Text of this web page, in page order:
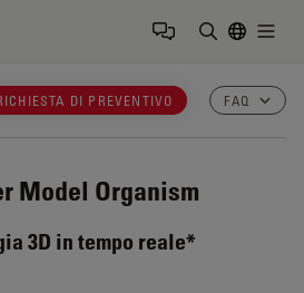
DI PREVENTIVO FAQ
Model Organism
3D in tempo reale*